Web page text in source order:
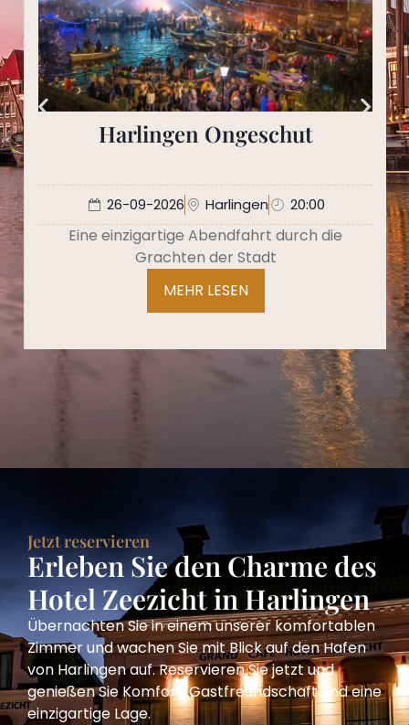
Harlingen Ongeschut
26-09-2026 Harlingen 20:00
Eine einzigartige Abendfahrt durch die
Grachten der Stadt
MEHR LESEN
Jetzt reservieren
Erleben Sie den Charme des
Hotel Zeezicht in Harlingen
Übernachten Sie in einem unserer komfortablen
Zimmer und wachen Sie mit Blick auf den Hafen
von Harlingen auf. Reservieren Sie jetzt und
genießen Sie Komfort, Gastfreundschaft und eine
einzigartige Lage.